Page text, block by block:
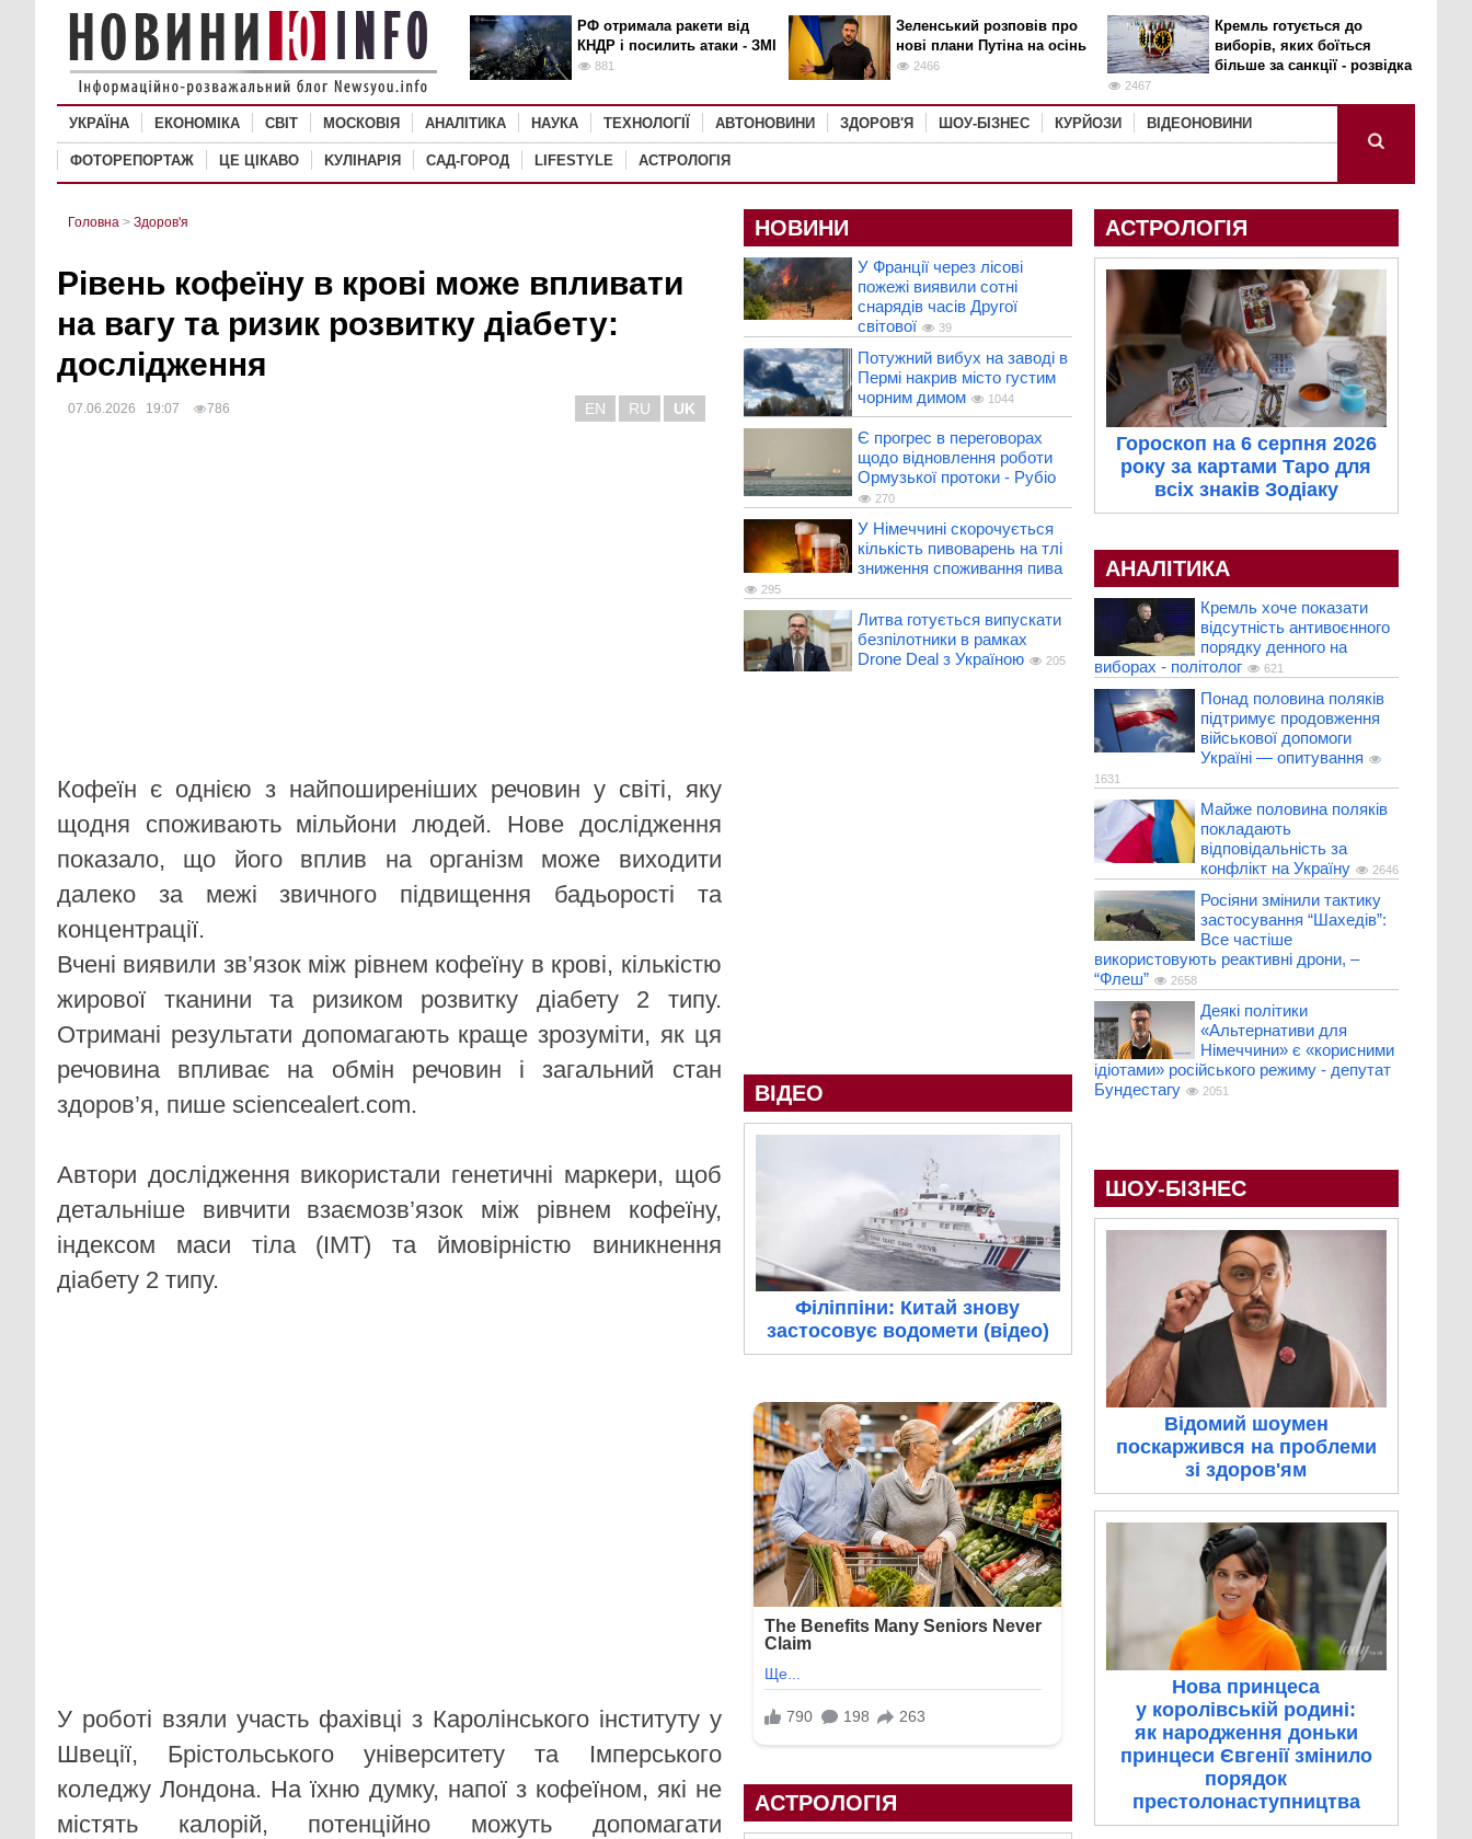
РФ отримала ракети від
КНДР і посилить атаки - ЗМІ
881
Зеленський розповів про
нові плани Путіна на осінь
2466
Кремль готується до
виборів, яких боїться
більше за санкції - розвідка
2467
УКРАЇНА ЕКОНОМІКА СВІТ MОСКОВІЯ АНАЛІТИКА НАУКА ТЕХНОЛОГІЇ АВТОНОВИНИ ЗДОРОВ'Я ШОУ-БІЗНЕС КУРЙОЗИ ВІДЕОНОВИНИ
ФОТОРЕПОРТАЖ ЦЕ ЦІКАВО KУЛІНАРІЯ САД-ГОРОД LIFESTYLE АСТРОЛОГІЯ
Головна > Здоров'я
Рівень кофеїну в крові може впливати
на вагу та ризик розвитку діабету:
дослідження
07.06.2026 19:07 786 EN RU UK
Кофеїн є однією з найпоширеніших речовин у світі, яку
щодня споживають мільйони людей. Нове дослідження
показало, що його вплив на організм може виходити
далеко за межі звичного підвищення бадьорості та
концентрації.
Вчені виявили зв’язок між рівнем кофеїну в крові, кількістю
жирової тканини та ризиком розвитку діабету 2 типу.
Отримані результати допомагають краще зрозуміти, як ця
речовина впливає на обмін речовин і загальний стан
здоров’я, пише sciencealert.com.
Автори дослідження використали генетичні маркери, щоб
детальніше вивчити взаємозв’язок між рівнем кофеїну,
індексом маси тіла (ІМТ) та ймовірністю виникнення
діабету 2 типу.
У роботі взяли участь фахівці з Каролінського інституту у
Швеції, Брістольського університету та Імперського
коледжу Лондона. На їхню думку, напої з кофеїном, які не
містять калорій, потенційно можуть допомагати
НОВИНИ
У Франції через лісові
пожежі виявили сотні
снарядів часів Другої
світової
39
Потужний вибух на заводі в
Пермі накрив місто густим
чорним димом
1044
Є прогрес в переговорах
щодо відновлення роботи
Ормузької протоки - Рубіо
270
У Німеччині скорочується
кількість пивоварень на тлі
зниження споживання пива
295
Литва готується випускати
безпілотники в рамках
Drone Deal з Україною
205
ВІДЕО
Філіппіни: Китай знову
застосовує водомети (відео)
АСТРОЛОГІЯ
АСТРОЛОГІЯ
Гороскоп на 6 серпня 2026
року за картами Таро для
всіх знаків Зодіаку
АНАЛІТИКА
Кремль хоче показати
відсутність антивоєнного
порядку денного на
виборах - політолог
621
Понад половина поляків
підтримує продовження
військової допомоги
Україні — опитування
1631
Майже половина поляків
покладають
відповідальність за
конфлікт на Україну
2646
Росіяни змінили тактику
застосування “Шахедів”:
Все частіше
використовують реактивні дрони, –
“Флеш”
2658
Деякі політики
«Альтернативи для
Німеччини» є «корисними
ідіотами» російського режиму - депутат
Бундестагу
2051
ШОУ-БІЗНЕС
Відомий шоумен
поскаржився на проблеми
зі здоров'ям
Нова принцеса
у королівській родині:
як народження доньки
принцеси Євгенії змінило
порядок
престолонаступництва